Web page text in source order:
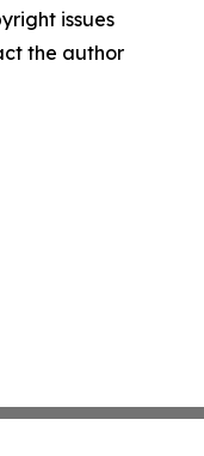
issues
the author